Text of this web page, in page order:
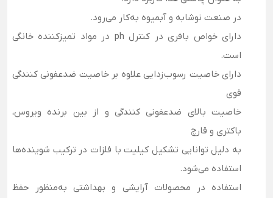
در صنعت نوشابه و آبمیوه به‌کار می‌رود.
دارای خواص بافری در کنترل ph در مواد تمیزکننده خانگی
است.
دارای خاصیت رسوب‌زدایی علاوه بر خاصیت ضدعفونی کنندگی
قوی
خاصیت بالای ضدعفونی کنندگی و از بین برنده ویروس،
باکتری و قارچ
به دلیل توانایی تشکیل کیلیت با فلزات در ترکیب شوینده‌ها
استفاده می‌شود.
استفاده در محصولات آرایشی و بهداشتی به‌منظور حفظ